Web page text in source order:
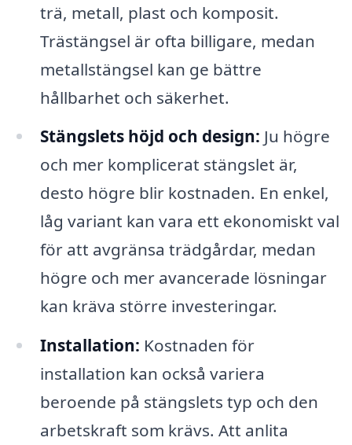
trä, metall, plast och komposit.
Trästängsel är ofta billigare, medan
metallstängsel kan ge bättre
hållbarhet och säkerhet.
Stängslets höjd och design: Ju högre
och mer komplicerat stängslet är,
desto högre blir kostnaden. En enkel,
låg variant kan vara ett ekonomiskt val
för att avgränsa trädgårdar, medan
högre och mer avancerade lösningar
kan kräva större investeringar.
Installation: Kostnaden för
installation kan också variera
beroende på stängslets typ och den
arbetskraft som krävs. Att anlita